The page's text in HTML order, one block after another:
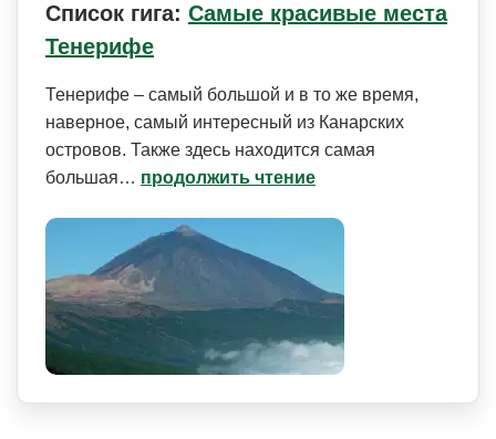
Список гига: Самые красивые места
Тенерифе
Тенерифе – самый большой и в то же время,
наверное, самый интересный из Канарских
островов. Также здесь находится самая
большая… продолжить чтение